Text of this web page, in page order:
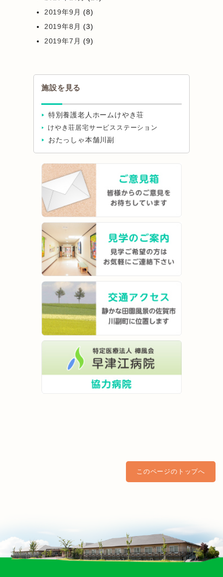
2019年9月 (8)
2019年8月 (3)
2019年7月 (9)
施設を見る
特別養護老人ホームけやき荘
けやき荘居宅サービスステーション
おたっしゃ本舗川副
このページのトップへ